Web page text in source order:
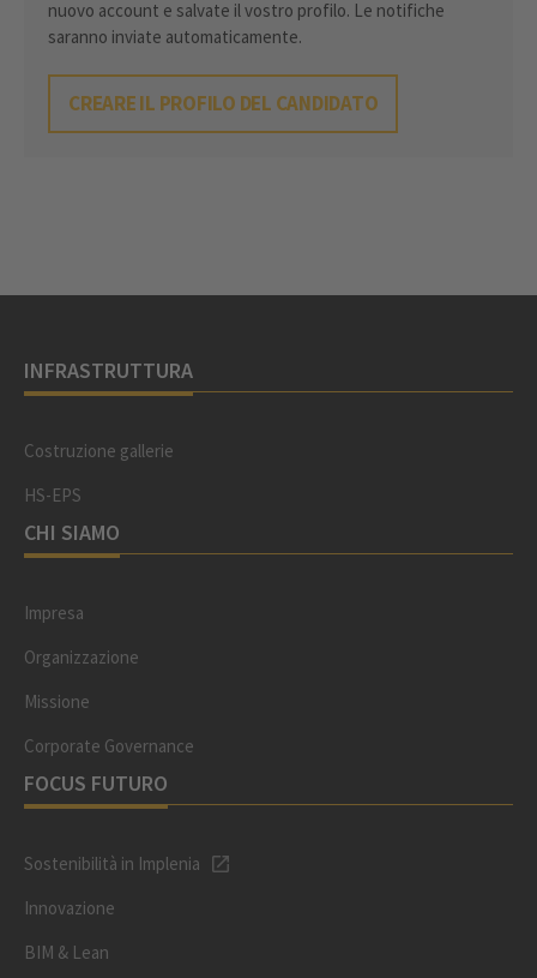
nuovo account e salvate il vostro profilo. Le notifiche
saranno inviate automaticamente.
CREARE IL PROFILO DEL CANDIDATO
INFRASTRUTTURA
Costruzione gallerie
HS-EPS
CHI SIAMO
Impresa
Organizzazione
Missione
Corporate Governance
FOCUS FUTURO
Sostenibilità in Implenia
Innovazione
BIM & Lean